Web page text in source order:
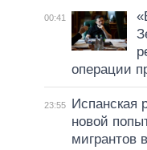
00:41
операции
23:55
Испанская
новой
мигрантов